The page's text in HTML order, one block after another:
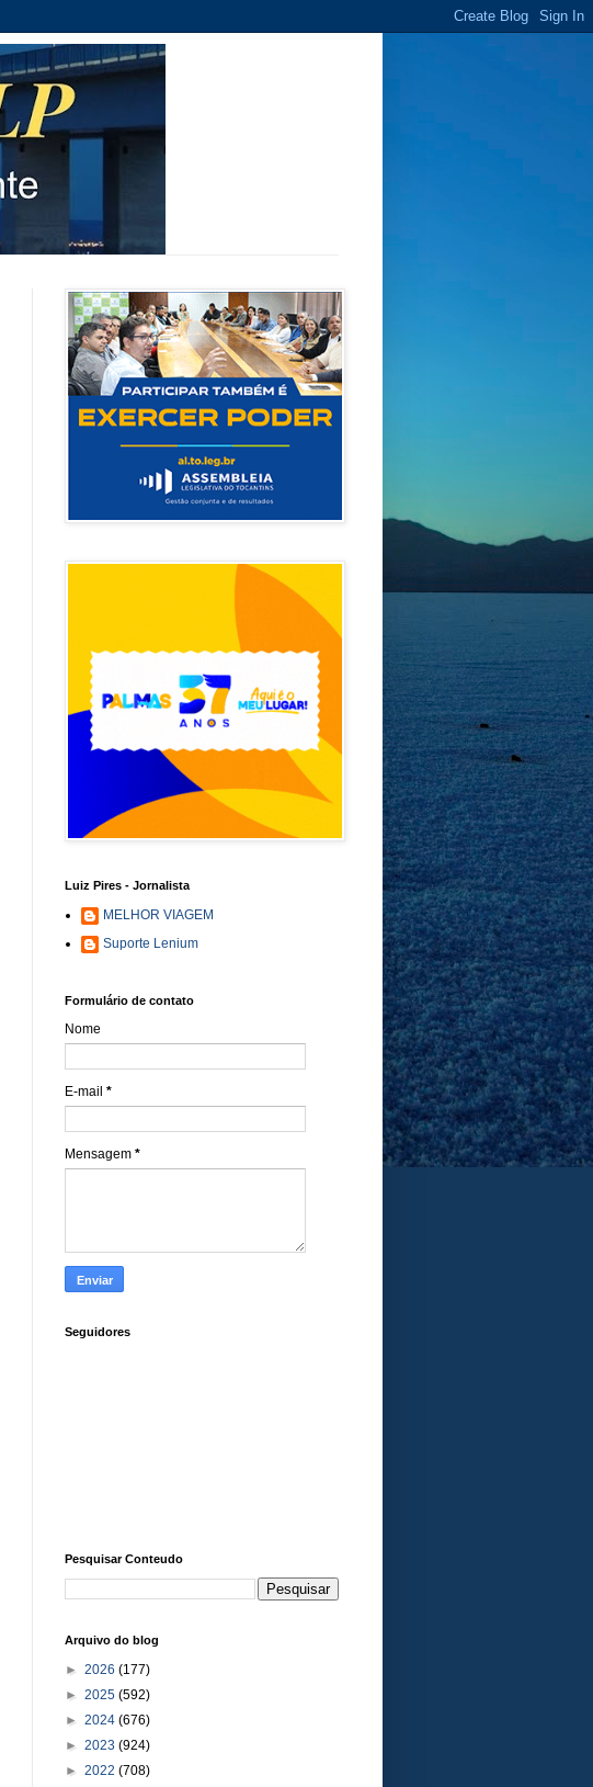
Luiz Pires - Jornalista
MELHOR VIAGEM
Suporte Lenium
Formulário de contato
Nome
E-mail *
Mensagem *
Seguidores
Pesquisar Conteudo
Arquivo do blog
► 2026 (177)
► 2025 (592)
► 2024 (676)
► 2023 (924)
► 2022 (708)